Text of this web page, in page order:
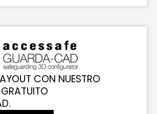
CON NUESTRO